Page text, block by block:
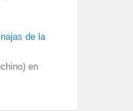
de la
en